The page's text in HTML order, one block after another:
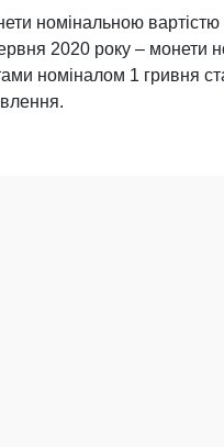
номінальною
2020 року – монети
номіналом 1 гривня